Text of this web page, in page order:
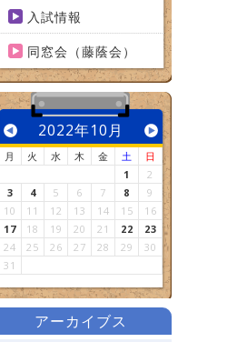
入試情報
同窓会（藤蔭会）
2022年10月
月 火 水 木 金 土
日
1
2
3
4 5 6 7 8
9
10
11 12 13 14 15
16
17
18 19 20 21 22
23
24
25 26 27 28 29
30
31
アーカイブス